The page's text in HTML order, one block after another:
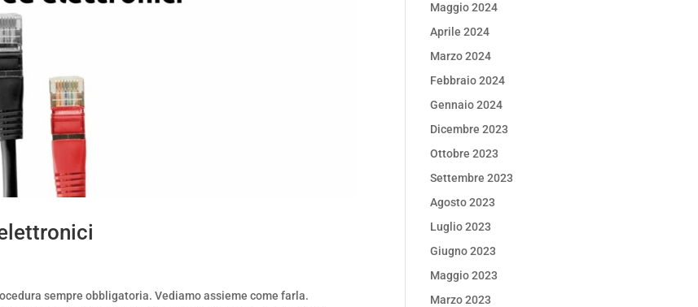
sempre obbligatoria. Vediamo assieme come farla.
Maggio 2024
Aprile 2024
Marzo 2024
Febbraio 2024
Gennaio 2024
Dicembre 2023
Ottobre 2023
Settembre 2023
Agosto 2023
Luglio 2023
Giugno 2023
Maggio 2023
Marzo 2023